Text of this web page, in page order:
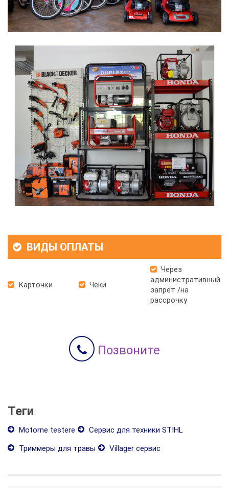
ВИДЫ ОПЛАТЫ
Карточки Чеки
Через
административный
запрет /на
рассрочку
Позвоните
Теги
Motorne testere
Сервис для техники STIHL
Триммеры для травы
Villager сервис